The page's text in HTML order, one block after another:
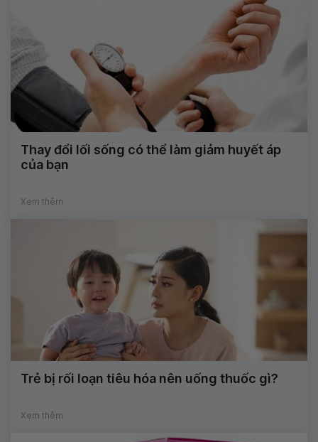
Thay đổi lối sống có thể làm giảm huyết áp
của bạn
Xem thêm
Trẻ bị rối loạn tiêu hóa nên uống thuốc gì?
Xem thêm